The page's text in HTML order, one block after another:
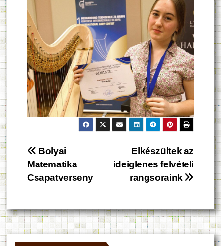
Bejegyzés
navigáció
Elkészültek az
ideiglenes felvételi
rangsoraink
Bolyai
Matematika
Csapatverseny